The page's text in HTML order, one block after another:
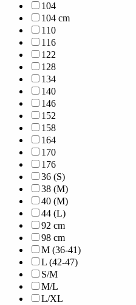
104
104 cm
110
116
122
128
134
140
146
152
158
164
170
176
36 (S)
38 (M)
40 (M)
44 (L)
92 cm
98 cm
M (36-41)
L (42-47)
S/M
M/L
L/XL